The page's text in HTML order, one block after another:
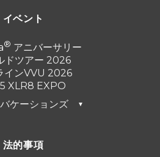
イベント
アニバーサリー
ドツアー 2026
インVVU 2026
XLR8 EXPO
バケーションズ ▼
トルコ 2025
法的事項